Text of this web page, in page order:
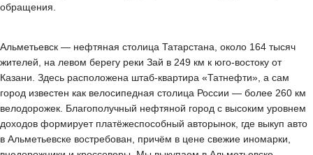
обращения.
Альметьевск — нефтяная столица Татарстана, около 164 тысяч
жителей, на левом берегу реки Зай в 249 км к юго-востоку от
Казани. Здесь расположена штаб-квартира «Татнефти», а сам
город известен как велосипедная столица России — более 260 км
велодорожек. Благополучный нефтяной город с высоким уровнем
доходов формирует платёжеспособный авторынок, где выкуп авто
в Альметьевске востребован, причём в цене свежие иномарки,